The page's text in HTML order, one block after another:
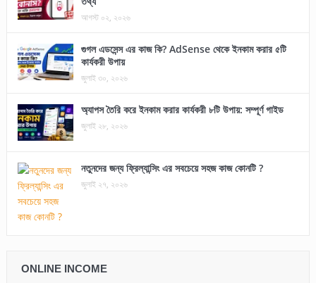
আগস্ট ০২, ২০২৬
গুগল এডসেন্স এর কাজ কি? AdSense থেকে ইনকাম করার ৫টি
কার্যকরী উপায়
জুলাই ৩০, ২০২৬
অ্যাপস তৈরি করে ইনকাম করার কার্যকরী ৮টি উপায়: সম্পূর্ণ গাইড
জুলাই ২৮, ২০২৬
নতুনদের জন্য ফ্রিল্যান্সিং এর সবচেয়ে সহজ কাজ কোনটি ?
জুলাই ২৭, ২০২৬
ONLINE INCOME